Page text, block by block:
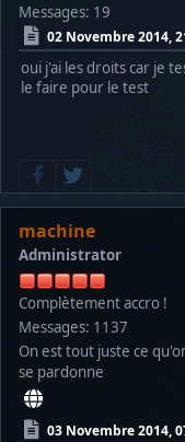
Messages: 19
02 Novembre 2014,
oui j'ai les droits car je
le faire pour le test
machine
Administrator
Complètement accro !
Messages: 1137
On est tout juste ce
se pardonne
03 Novembre 2014,